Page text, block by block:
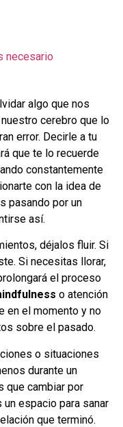
necesario
algo que nos
cerebro que lo
error. Decirle a tu
que te lo recuerde
constantemente
con la idea de
pasando por un
así.
déjalos fluir. Si
Si necesitas llorar,
el proceso
o atención
en el momento y no
sobre el pasado.
o situaciones
durante un
que cambiar por
espacio para sanar
que terminó.